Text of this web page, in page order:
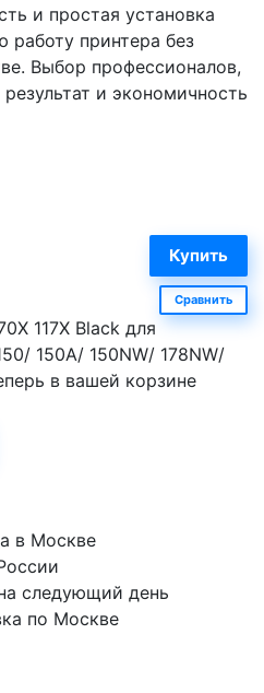
и простая установка
работу принтера без
Выбор профессионалов,
и экономичность
Сравнить
117X Black для
150A/ 150NW/ 178NW/
в вашей корзине
в Москве
следующий день
по Москве